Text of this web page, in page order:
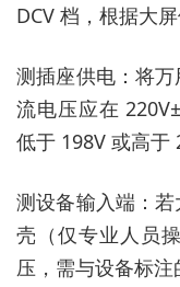
DCV 档，根据大
测插座供电：将
流电压应在
低于 198V 或高于
测设备输入端：
壳（仅专业人员
压，需与设备标注